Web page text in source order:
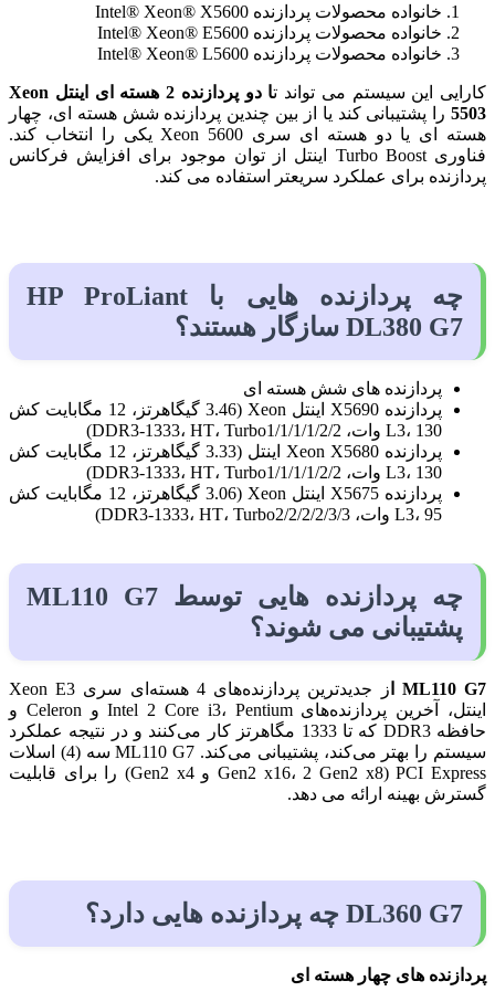
خانواده محصولات پردازنده Intel® Xeon® X5600
خانواده محصولات پردازنده Intel® Xeon® E5600
خانواده محصولات پردازنده Intel® Xeon® L5600
کارایی این سیستم می تواند ت
ا دو پردازنده 2 هسته ای اینتل Xeon
5503 را پشتیبانی کند یا از بین چندین پردازنده شش هسته ای، چهار
هسته ای یا دو هسته ای سری Xeon 5600 یکی را انتخاب کند.
فناوری Turbo Boost اینتل از توان موجود برای افزایش فرکانس
پردازنده برای عملکرد سریعتر استفاده می کند.
چه پردازنده هایی با HP ProLiant
DL380 G7 سازگار هستند؟
پردازنده های شش هسته ای
پردازنده X5690 اینتل Xeon (3.46 گیگاهرتز، 12 مگابایت کش
L3، 130 وات، DDR3-1333، HT، Turbo1/1/1/1/2/2)
پردازنده Xeon X5680 اینتل (3.33 گیگاهرتز، 12 مگابایت کش
L3، 130 وات، DDR3-1333، HT، Turbo1/1/1/1/2/2)
پردازنده X5675 اینتل Xeon (3.06 گیگاهرتز، 12 مگابایت کش
L3، 95 وات، DDR3-1333، HT، Turbo2/2/2/2/3/3)
چه پردازنده هایی توسط ML110 G7
پشتیبانی می شوند؟
ML110 G7 ا
ز جدیدترین پردازنده‌های 4 هسته‌ای سری Xeon E3
اینتل، آخرین پردازنده‌های Intel 2 Core i3، Pentium و Celeron و
حافظه DDR3 که تا 1333 مگاهرتز کار می‌کنند و در نتیجه عملکرد
سیستم را بهتر می‌کند، پشتیبانی می‌کند. ML110 G7 سه (4) اسلات
PCI Express (Gen2 x16، 2 Gen2 x8 و Gen2 x4) را برای قابلیت
گسترش بهینه ارائه می دهد.
DL360 G7 چه پردازنده هایی دارد؟
پردازنده های چهار هسته ای